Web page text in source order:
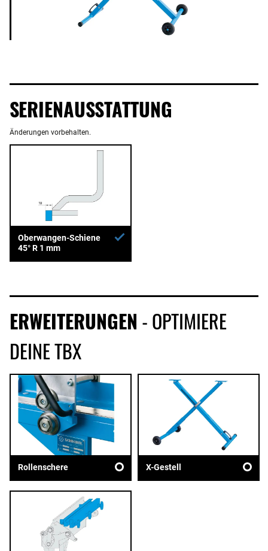
SERIENAUSSTATTUNG
Änderungen vorbehalten.
Oberwangen-Schiene
45° R 1 mm
ERWEITERUNGEN - OPTIMIERE
DEINE TBX
Rollenschere X-Gestell